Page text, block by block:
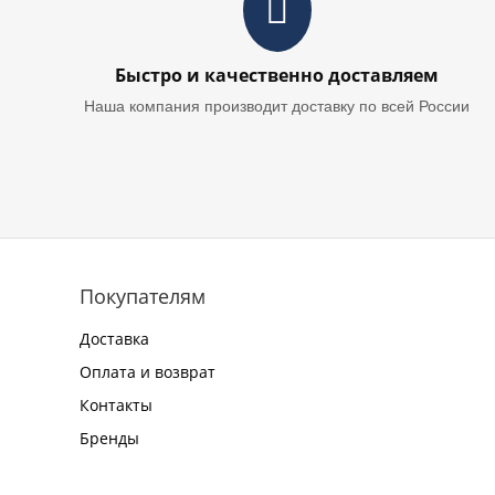
Быстро и качественно доставляем
Наша компания производит доставку по всей России
Покупателям
Доставка
Оплата и возврат
Контакты
Бренды